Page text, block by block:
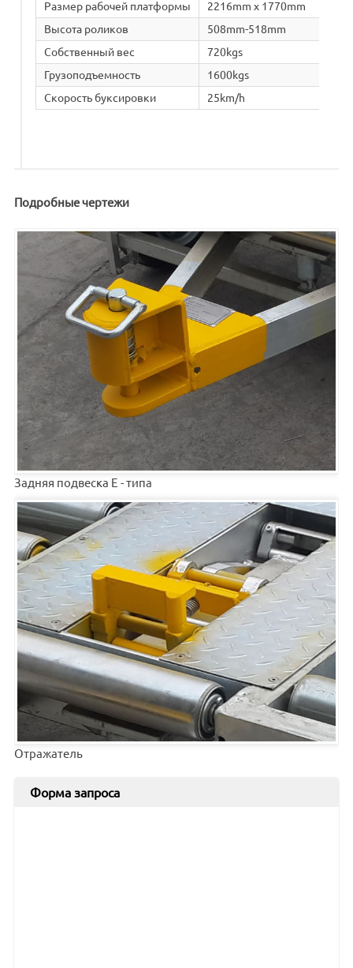
Размер рабочей платформы
2216mm x 1770mm
Высота роликов
508mm-518mm
Собственный вес
720kgs
Грузоподъемность
1600kgs
Скорость буксировки
25km/h
Подробные чертежи
Задняя подвеска Е - типа
Отражатель
Форма запроса